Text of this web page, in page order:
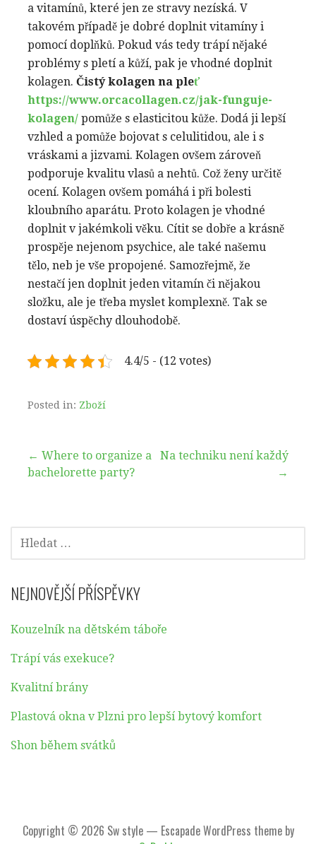
a vitamínů, které jen ze stravy nezíská. V
takovém případě je dobré doplnit vitamíny i
pomocí doplňků. Pokud vás tedy trápí nějaké
problémy s pletí a kůží, pak je vhodné doplnit
kolagen. Čistý kolagen na pleť
https://www.orcacollagen.cz/jak-funguje-
kolagen/ pomůže s elasticitou kůže. Dodá ji lepší
vzhled a pomůže bojovat s celulitidou, ale i s
vráskami a jizvami. Kolagen ovšem zároveň
podporuje kvalitu vlasů a nehtů. Což ženy určitě
ocení. Kolagen ovšem pomáhá i při bolesti
kloubního aparátu. Proto kolagen je vhodné
doplnit v jakémkoli věku. Cítit se dobře a krásně
prospěje nejenom psychice, ale také našemu
tělo, neb je vše propojené. Samozřejmě, že
nestačí jen doplnit jeden vitamín či nějakou
složku, ale je třeba myslet komplexně. Tak se
dostaví úspěchy dlouhodobě.
4.4/5 - (12 votes)
Posted in: Zboží
Navigace
← Where to organize a
bachelorette party?
Na techniku není každý
→
VYHLEDÁVÁNÍ
NEJNOVĚJŠÍ PŘÍSPĚVKY
Kouzelník na dětském táboře
Trápí vás exekuce?
Kvalitní brány
Plastová okna v Plzni pro lepší bytový komfort
Shon během svátků
Copyright © 2026 Sw style — Escapade WordPress theme by